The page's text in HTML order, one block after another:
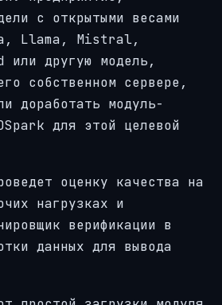
с открытыми весами
Llama, Mistral,
или другую модель,
собственном сервере,
доработать модуль-
для этой целевой
оценку качества на
нагрузках и
верификации в
данных для вывода